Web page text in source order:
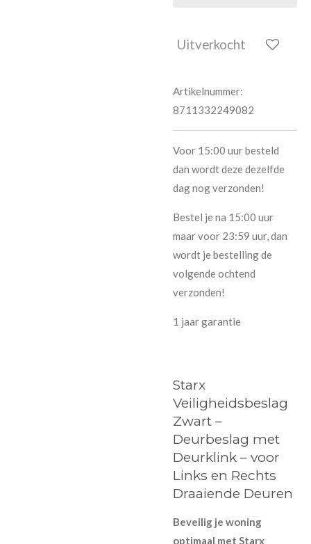
Uitverkocht
Artikelnummer:
8711332249082
Voor 15:00 uur besteld
dan wordt deze dezelfde
dag nog verzonden!
Bestel je na 15:00 uur
maar voor 23:59 uur, dan
wordt je bestelling de
volgende ochtend
verzonden!
1 jaar garantie
Starx
Veiligheidsbeslag
Zwart –
Deurbeslag met
Deurklink – voor
Links en Rechts
Draaiende Deuren
Beveilig je woning
optimaal met Starx